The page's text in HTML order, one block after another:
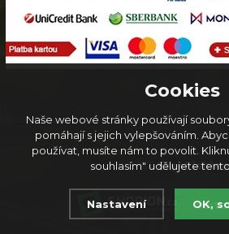
© 2026
Cookies
Naše webové stránky používají
pomáhají s jejich vylepšováním.
používat, musíte nám to povolit.
souhlasím" udělujete tento
Nastavení OK,